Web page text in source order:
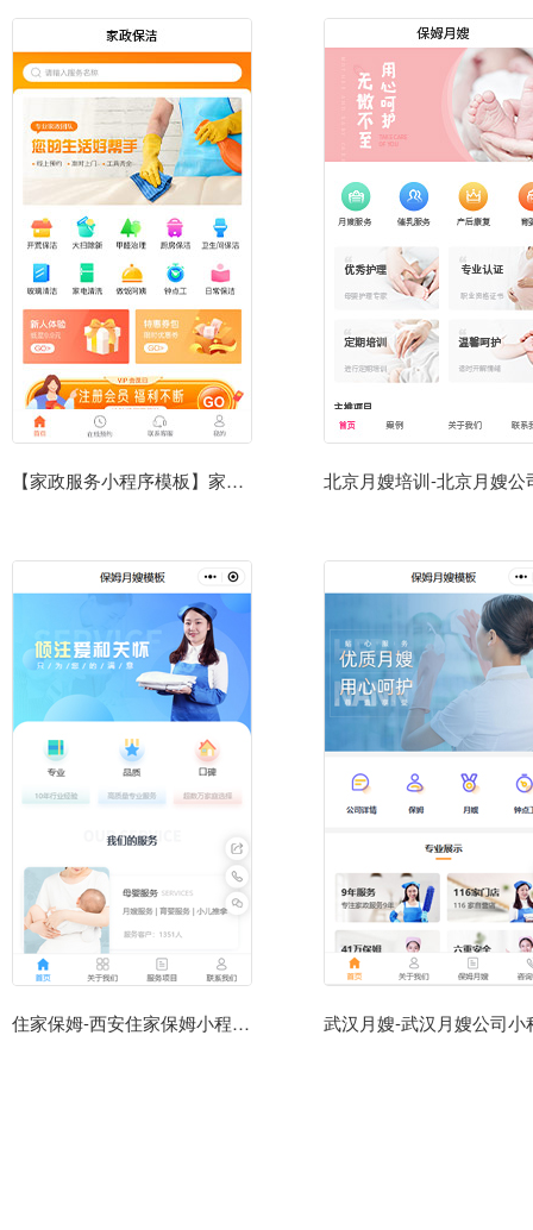
【家政服务小程序模板】家政服务公司微信小程序模板
住家保姆-西安住家保姆小程序模板